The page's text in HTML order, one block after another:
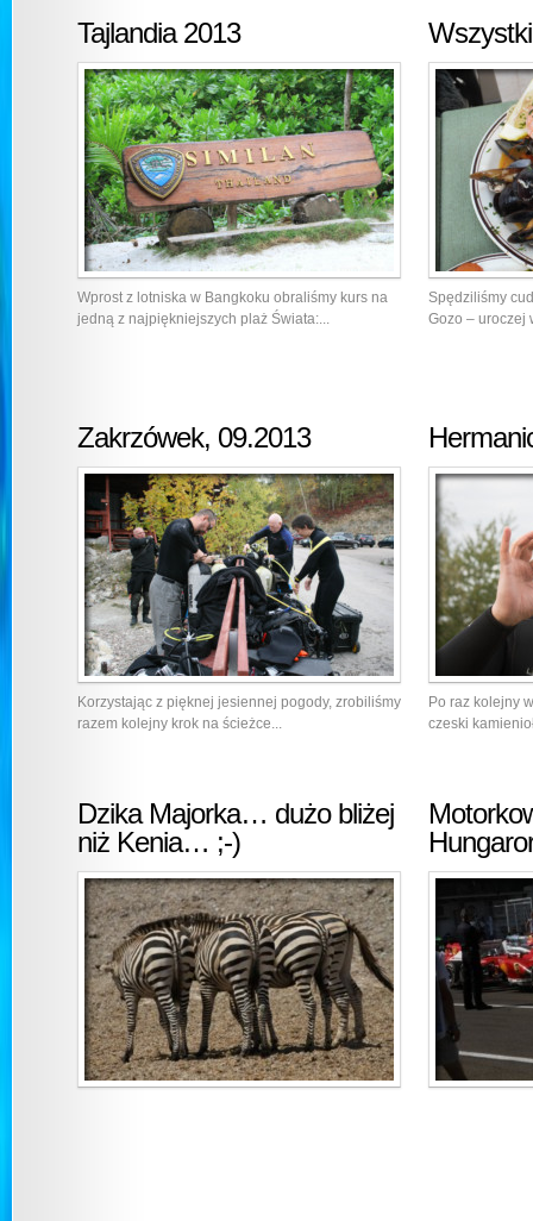
Tajlandia 2013
Wprost z lotniska w Bangkoku obraliśmy kurs na
jedną z najpiękniejszych plaż Świata:...
Spędziliśmy
Gozo – uroczej
Zakrzówek, 09.2013
Korzystając z pięknej jesiennej pogody, zrobiliśmy
razem kolejny krok na ścieżce...
Po raz kolejny
czeski
Dzika Majorka… dużo bliżej
niż Kenia… ;-)